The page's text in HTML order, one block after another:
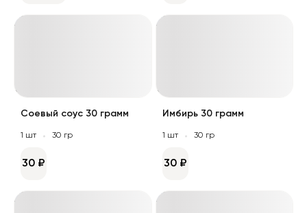
Соевый соус 30 грамм
1 шт 30 гр
30 ₽
Имбирь 30 грамм
1 шт 30 гр
30 ₽